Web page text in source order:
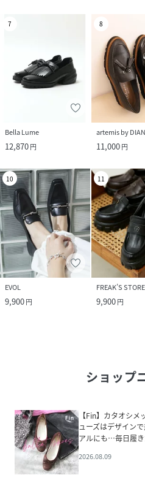
7
Bella Lume
12,870円
8
artemis by
11,000円
10
EVOL
9,900円
11
FREAK’S STORE
9,900円
ショップ
【Fin】カタオシ
ューズはデザイン
アルにも…毎日履
2026.08.09